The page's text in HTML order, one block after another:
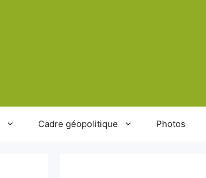
Cadre géopolitique Photos